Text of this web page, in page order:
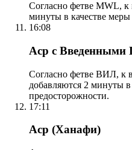
Согласно фетве MWL, к
минуты в качестве
16:08
Аср с Введенными
Согласно фетве ВИЛ, к
добавляются 2 минуты
предосторожности.
17:11
Аср (Ханафи)